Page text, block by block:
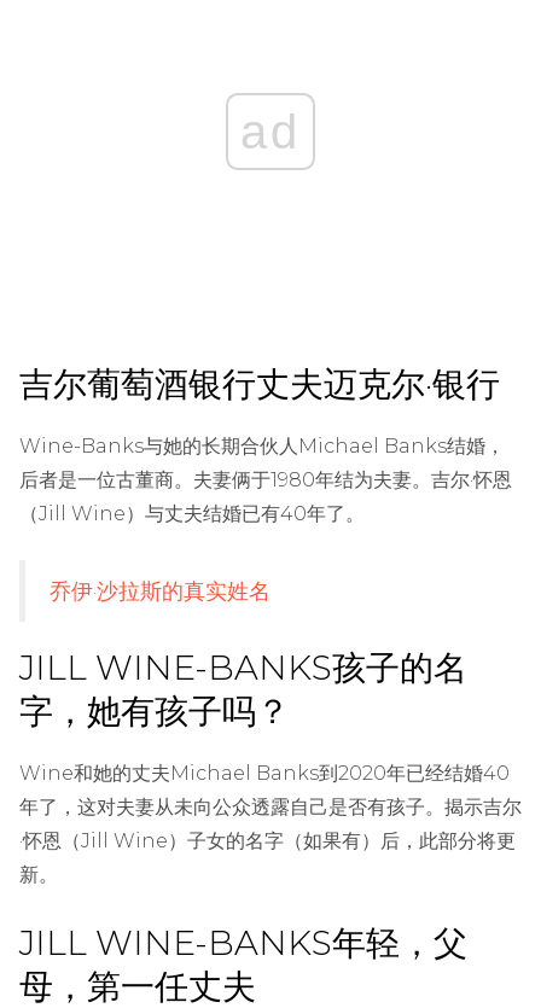
ad
吉尔葡萄酒银行丈夫迈克尔·银行
Wine-Banks与她的长期合伙人Michael Banks结婚，
后者是一位古董商。夫妻俩于1980年结为夫妻。吉尔·怀恩
（Jill Wine）与丈夫结婚已有40年了。
乔伊·沙拉斯的真实姓名
JILL WINE-BANKS孩子的名
字，她有孩子吗？
Wine和她的丈夫Michael Banks到2020年已经结婚40
年了，这对夫妻从未向公众透露自己是否有孩子。揭示吉尔
·怀恩（Jill Wine）子女的名字（如果有）后，此部分将更
新。
JILL WINE-BANKS年轻，父
母，第一任丈夫